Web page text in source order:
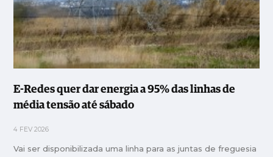
E-Redes quer dar energia a 95% das linhas de
média tensão até sábado
4 FEV 2026
Vai ser disponibilizada uma linha para as juntas de freguesia